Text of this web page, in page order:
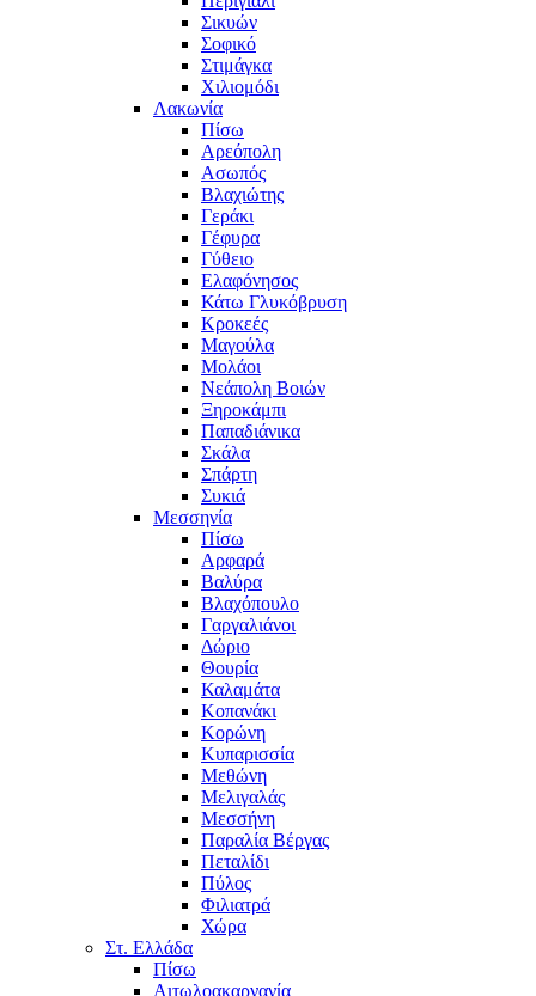
Σικυών
Σοφικό
Στιμάγκα
Χιλιομόδι
Λακωνία
Πίσω
Αρεόπολη
Ασωπός
Βλαχιώτης
Γεράκι
Γέφυρα
Γύθειο
Ελαφόνησος
Κάτω Γλυκόβρυση
Κροκεές
Μαγούλα
Μολάοι
Νεάπολη Βοιών
Ξηροκάμπι
Παπαδιάνικα
Σκάλα
Σπάρτη
Συκιά
Μεσσηνία
Πίσω
Αρφαρά
Βαλύρα
Βλαχόπουλο
Γαργαλιάνοι
Δώριο
Θουρία
Καλαμάτα
Κοπανάκι
Κορώνη
Κυπαρισσία
Μεθώνη
Μελιγαλάς
Μεσσήνη
Παραλία Βέργας
Πεταλίδι
Πύλος
Φιλιατρά
Χώρα
Στ. Ελλάδα
Πίσω
Αιτωλοακαρνανία